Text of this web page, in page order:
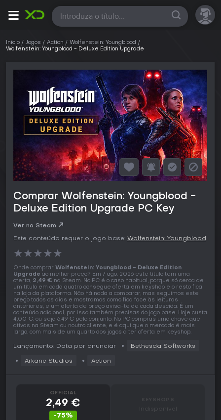
Todas
Início Jogos Action
Wolfenstein: Youngblood
Wolfenstein: Youngblood - Deluxe Edition Upgrade
Comprar Wolfenstein: Youngblood -
Deluxe Edition Upgrade PC Key
Ver no Steam
Este conteúdo requer o jogo base: Wolfenstein: Youngblood
★★★★★
Onde comprar Wolfenstein: Youngblood - Deluxe Edition
Upgrade ao melhor preço? Em 7 ago. 2026 este título tem uma
oferta, 2,49 € na Steam. No PC é o caso habitual, porque só cerca de
um título em cada quatro consegue oferta em keyshop e o resto fica
na loja da plataforma. Não há nada a comparar, mas seguimos este
preço todos os dias e mostramos como fica face às leituras
anteriores, e um alerta de preço avisa-te de cada descida. É um
conteúdo adicional, por isso também precisas do jogo base. Hoje custa
4,00 €, ou seja 6,49 € pelo conjunto. No PC compras uma chave que
ativas na Steam ou noutro cliente, e é aqui que o mercado é mais
largo, com mais de um quarto dos jogos a ter oferta em keyshop.
Lançamento: Data por anunciar Bethesda Softworks
Arkane Studios Action
OFFICIAL
2,49 €
-75%
Indisponível